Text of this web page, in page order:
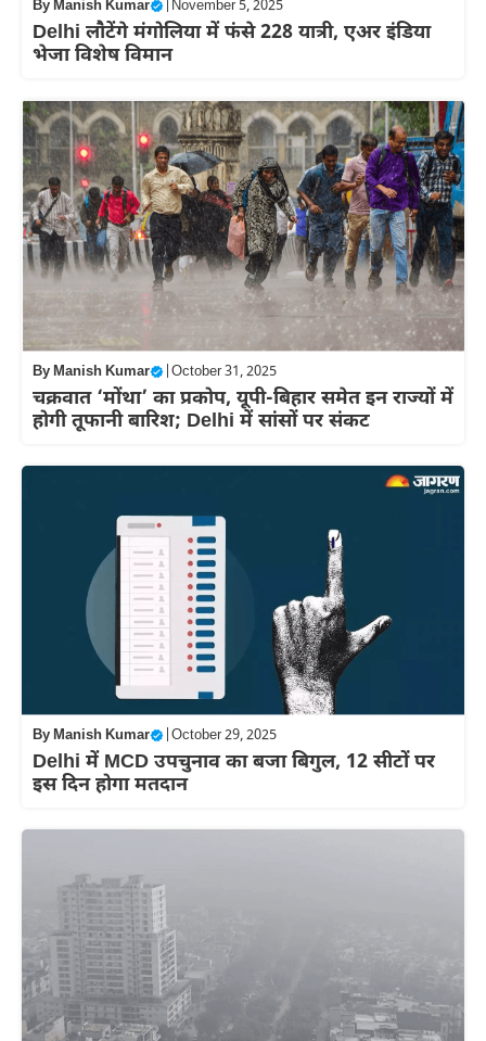
ByManish Kumar November 5, 2025
Delhi लौटेंगे मंगोलिया में फंसे 228 यात्री, एअर इंडिया
भेजा विशेष विमान
ByManish Kumar October 31, 2025
चक्रवात ‘मोंथा’ का प्रकोप, यूपी-बिहार समेत इन राज्यों में
होगी तूफानी बारिश; Delhi में सांसों पर संकट
ByManish Kumar October 29, 2025
Delhi में MCD उपचुनाव का बजा बिगुल, 12 सीटों पर
इस दिन होगा मतदान